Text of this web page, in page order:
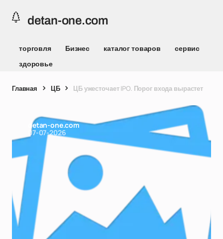
detan-one.com
торговля Бизнес каталог товаров
сервис
здоровье
Главная ЦБ ЦБ ужесточает IPO. Порог входа вырастет
detan-one.com
07-07-2026